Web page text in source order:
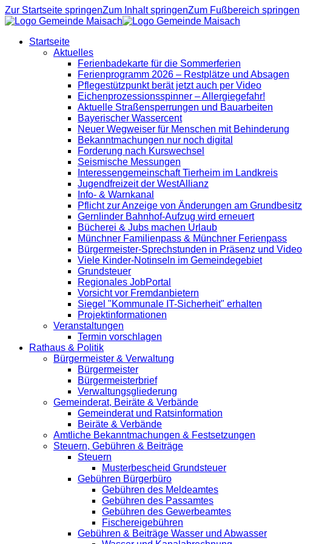
Zur Startseite springenZum Inhalt springenZum Fußbereich springen
Startseite
Aktuelles
Ferienbadekarte für die Sommerferien
Ferienprogramm 2026 – Restplätze und Absagen
Pflegestützpunkt berät jetzt auch per Video
Eichenprozessionsspinner – Allergiegefahr!
Aktuelle Straßensperrungen und Bauarbeiten
Bayerischer Wassercent
Neuer Wegweiser für Menschen mit Behinderung
Bekanntmachungen nur noch digital
Forderung nach Kurswechsel
Seismische Messungen
Interessengemeinschaft Tierheim im Landkreis
Jugendfreizeit der WestAllianz
Info- & Warnkanal
Pflicht zur Anzeige von Änderungen am Grundbesitz
Gernlinder Bahnhof-Aufzug wird erneuert
Bücherei & Jubs machen Urlaub
Münchner Familienpass & Münchner Ferienpass
Bürgermeister-Sprechstunden in Präsenz und Video
Viele Kinder-Notinseln im Gemeindegebiet
Grundsteuer
Regionales JobPortal
Vorsicht vor Fremdanbietern
Siegel "Kommunale IT-Sicherheit" erhalten
Projektinformationen
Veranstaltungen
Termin vorschlagen
Rathaus & Politik
Bürgermeister & Verwaltung
Bürgermeister
Bürgermeisterbrief
Verwaltungsgliederung
Gemeinderat, Beiräte & Verbände
Gemeinderat und Ratsinformation
Beiräte & Verbände
Amtliche Bekanntmachungen & Festsetzungen
Steuern, Gebühren & Beiträge
Steuern
Musterbescheid Grundsteuer
Gebühren Bürgerbüro
Gebühren des Meldeamtes
Gebühren des Passamtes
Gebühren des Gewerbeamtes
Fischereigebühren
Gebühren & Beiträge Wasser und Abwasser